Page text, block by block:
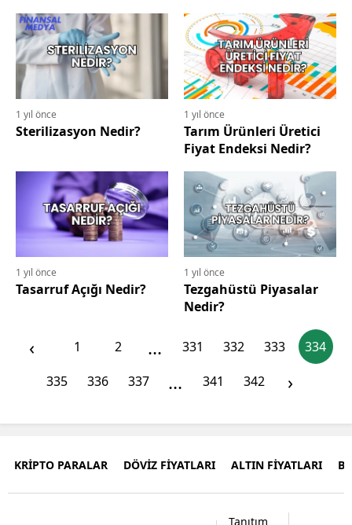
1 yıl önce
Sterilizasyon Nedir?
1 yıl önce
Tarım Ürünleri Üretici
Fiyat Endeksi Nedir?
1 yıl önce
Tasarruf Açığı Nedir?
1 yıl önce
Tezgahüstü Piyasalar
Nedir?
‹ 1 2 ... 331 332 333
334
335
336 337 ... 341 342 ›
KRİPTO PARALAR DÖVİZ FİYATLARI ALTIN FİYATLARI
Tanıtım